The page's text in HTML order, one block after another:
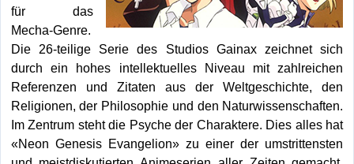
für das
Mecha-Genre.
Die 26-teilige Serie des Studios Gainax zeichnet sich
durch ein hohes intellektuelles Niveau mit zahlreichen
Referenzen und Zitaten aus der Weltgeschichte, den
Religionen, der Philosophie und den Naturwissenschaften.
Im Zentrum steht die Psyche der Charaktere. Dies alles hat
«Neon Genesis Evangelion» zu einer der umstrittensten